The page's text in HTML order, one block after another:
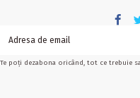
Te poți dezabona oricând, tot ce trebuie